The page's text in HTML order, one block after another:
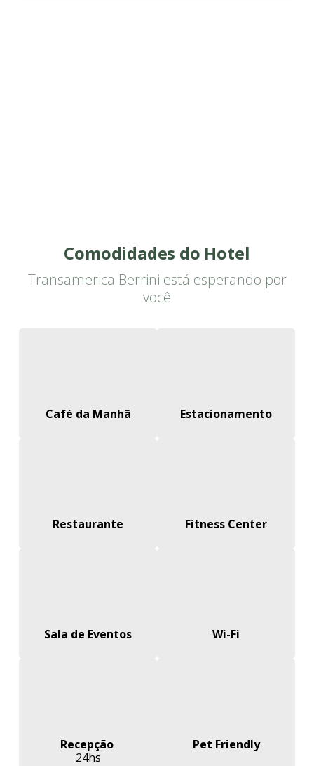
Comodidades do Hotel
Transamerica Berrini está esperando por
você
Café da Manhã Estacionamento
Restaurante Fitness Center
Sala de Eventos Wi-Fi
Recepção
24hs
Pet Friendly